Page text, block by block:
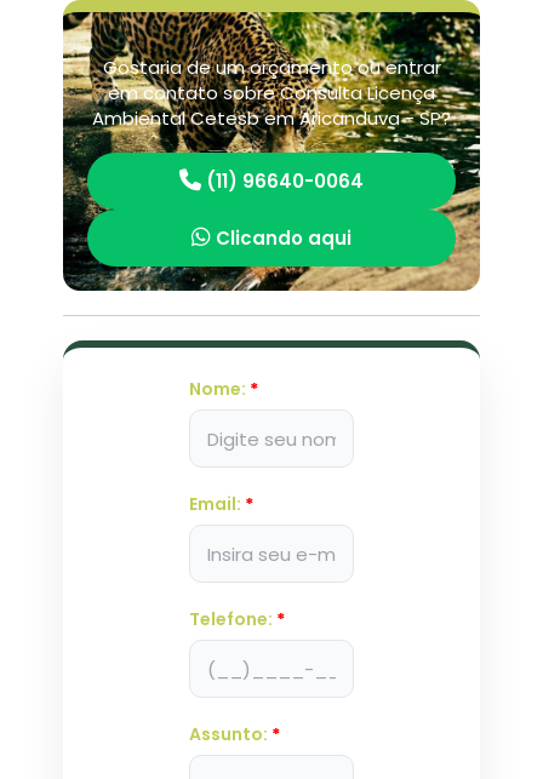
Gostaria de um orçamento ou entrar
em contato sobre Consulta Licença
Ambiental Cetesb em Aricanduva - SP?
(11) 96640-0064
Clicando aqui
Nome: *
Email: *
Telefone: *
Assunto: *